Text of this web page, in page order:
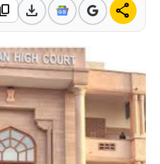
content_copy download share